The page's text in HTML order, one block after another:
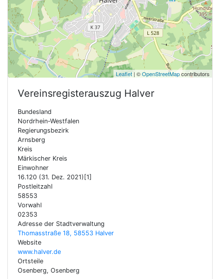
Leaflet | ©OpenStreetMapcontributors
Vereinsregisterauszug Halver
Bundesland
Nordrhein-Westfalen
Regierungsbezirk
Arnsberg
Kreis
Märkischer Kreis
Einwohner
16.120 (31. Dez. 2021)[1]
Postleitzahl
58553
Vorwahl
02353
Adresse der Stadtverwaltung
Thomasstraße 18, 58553 Halver
Website
www.halver.de
Ortsteile
Osenberg, Osenberg